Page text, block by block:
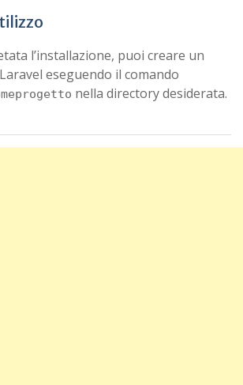
l’installazione, puoi creare un
eseguendo il comando
nella directory desiderata.